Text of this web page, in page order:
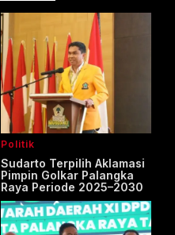
Politik
Sudarto Terpilih Aklamasi
Pimpin Golkar Palangka
Raya Periode 2025–2030